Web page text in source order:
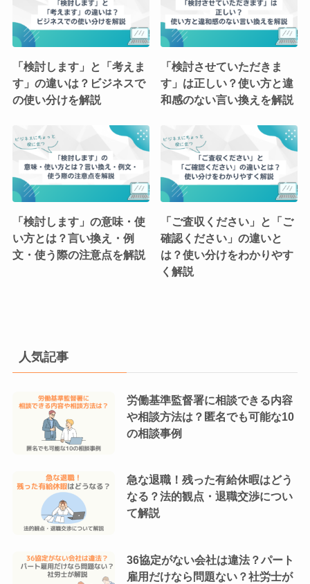
「検討します」と「考えま
す」の違いは？ビジネスで
の使い分けを解説
「検討させていただきま
す」は正しい？使い方と違
和感のない言い換えを解説
「検討します」の意味・使
い方とは？言い換え・例
文・使う際の注意点を解説
「ご査収ください」と「ご
確認ください」の違いと
は？使い分けをわかりやす
く解説
人気記事
労働基準監督署に相談できる内容
や相談方法は？匿名でも可能な10
の相談事例
急な退職！残った有給休暇はどう
なる？法的観点・退職交渉につい
て解説
36協定がない会社は違法？パート
雇用だけなら問題ない？社労士が